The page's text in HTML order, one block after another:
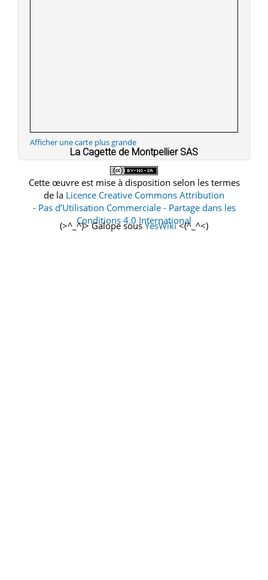
Afficher une carte plus grande
La Cagette de Montpellier SAS
Cette œuvre est mise à disposition selon les termes
de la Licence Creative Commons Attribution
- Pas d’Utilisation Commerciale - Partage dans les
Conditions 4.0 International
(>^_^)> Galope sousYesWiki<(^_^<)